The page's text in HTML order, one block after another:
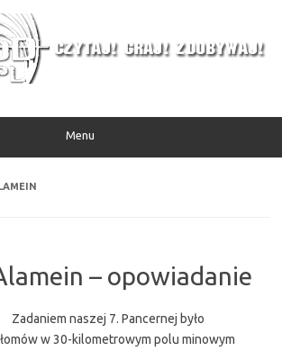
Menu
– opowiadanie
naszej 7. Pancernej było
w 30-kilometrowym polu minowym